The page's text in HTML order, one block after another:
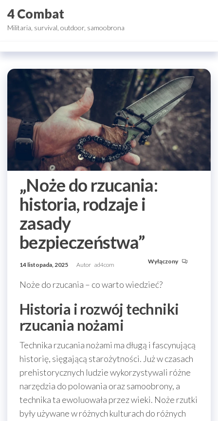
do
treści
4 Combat
Militaria, survival, outdoor, samoobrona
„Noże do rzucania:
historia, rodzaje i
zasady
bezpieczeństwa”
14 listopada, 2025 Autor ad4com Wyłączony
Noże do rzucania – co warto wiedzieć?
Historia i rozwój techniki
rzucania nożami
Technika rzucania nożami ma długą i fascynującą
historię, sięgającą starożytności. Już w czasach
prehistorycznych ludzie wykorzystywali różne
narzędzia do polowania oraz samoobrony, a
technika ta ewoluowała przez wieki. Noże rzutki
były używane w różnych kulturach do różnych